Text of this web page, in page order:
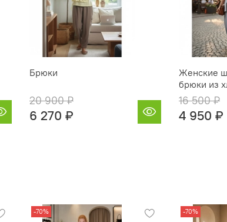
Брюки
20 900 ₽
6 270 ₽
Женские
брюки из
16 500 ₽
4 950 ₽
-70% -70%